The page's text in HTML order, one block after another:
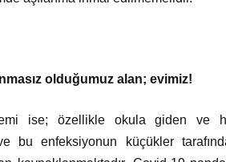
olduğumuz alan; evimiz!
ise; özellikle okula giden ve
ve bu enfeksiyonun küçükler